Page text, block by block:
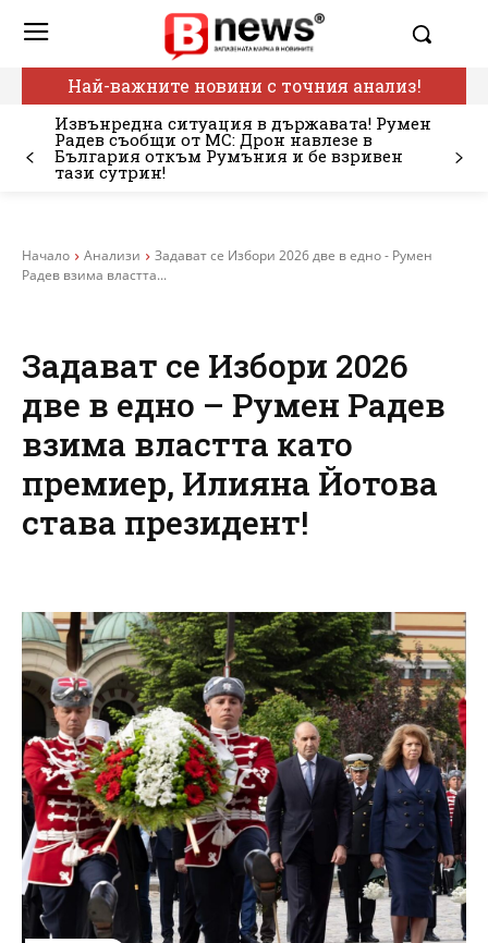
Най-важните новини с точния анализ!
Извънредна ситуация в държавата! Румен
Радев съобщи от МС: Дрон навлезе в
България откъм Румъния и бе взривен
тази сутрин!
Начало Анализи
Задават се Избори 2026 две в едно - Румен
Радев взима властта...
Задават се Избори 2026
две в едно – Румен Радев
взима властта като
премиер, Илияна Йотова
става президент!